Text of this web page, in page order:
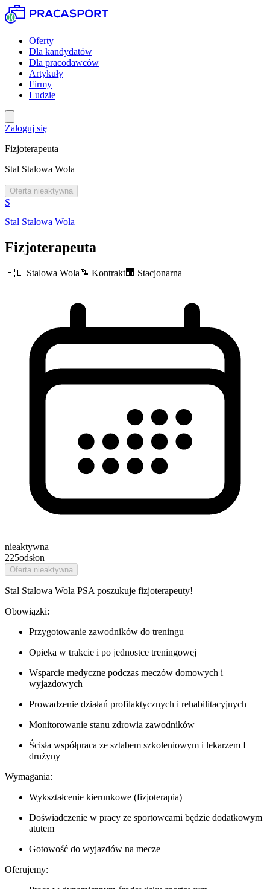
Oferty
Dla kandydatów
Dla pracodawców
Artykuły
Firmy
Ludzie
Zaloguj się
Fizjoterapeuta
Stal Stalowa Wola
Oferta nieaktywna
S
Stal Stalowa Wola
Fizjoterapeuta
🇵🇱 Stalowa Wola 📝 Kontrakt🏢 Stacjonarna
nieaktywna
225odsłon
Oferta nieaktywna
Stal Stalowa Wola PSA poszukuje fizjoterapeuty!
Obowiązki:
Przygotowanie zawodników do treningu
Opieka w trakcie i po jednostce treningowej
Wsparcie medyczne podczas meczów domowych i
wyjazdowych
Prowadzenie działań profilaktycznych i rehabilitacyjnych
Monitorowanie stanu zdrowia zawodników
Ścisła współpraca ze sztabem szkoleniowym i lekarzem I
drużyny
Wymagania:
Wykształcenie kierunkowe (fizjoterapia)
Doświadczenie w pracy ze sportowcami będzie dodatkowym
atutem
Gotowość do wyjazdów na mecze
Oferujemy: